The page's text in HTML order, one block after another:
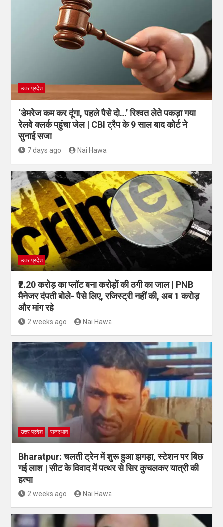
उत्तर प्रदेश
‘डेमरेज कम कर दूंगा, पहले पैसे दो…’ रिश्वत लेते पकड़ा गया
रेलवे क्लर्क पहुंचा जेल | CBI ट्रैप के 9 साल बाद कोर्ट ने
सुनाई सजा
7 days ago Nai Hawa
उत्तर प्रदेश
₹2.20 करोड़ का प्लॉट बना करोड़ों की ठगी का जाल | PNB
मैनेजर दंपती बोले- पैसे लिए, रजिस्ट्री नहीं की, अब 1 करोड़
और मांग रहे
2 weeks ago Nai Hawa
उत्तर प्रदेश राजस्थान
Bharatpur: चलती ट्रेन में शुरू हुआ झगड़ा, स्टेशन पर बिछ
गई लाश | सीट के विवाद में पत्थर से सिर कुचलकर यात्री की
हत्या
2 weeks ago Nai Hawa